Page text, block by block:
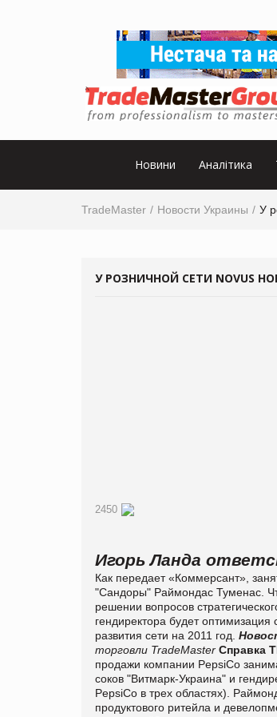
Новини Аналітика
TradeMaster Новости Украины У
У РОЗНИЧНОЙ СЕТИ NOVUS
2450
Игорь Ланда
Как передает «Коммерсант»,
"Сандоры" Раймондас Туменас.
решении вопросов
гендиректора будет
развития сети на 2011 год.
торговли TradeMaster Справка
продажи компании PepsiCo
соков "Витмарк-Украина" и
PepsiCo в трех областях).
продуктового ритейла и